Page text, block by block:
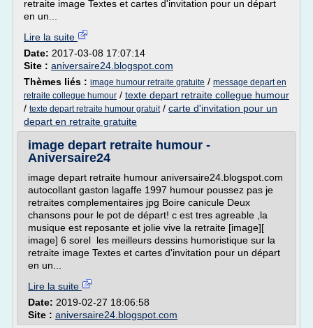
retraite image Textes et cartes d'invitation pour un départ
en un...
Lire la suite
Date: 2017-03-08 17:07:14
Site : aniversaire24.blogspot.com
Thèmes liés : image humour retraite gratuite / message depart en
retraite collegue humour / texte depart retraite collegue humour
/ texte depart retraite humour gratuit/ carte d'invitation pour un
depart en retraite gratuite
image depart retraite humour -
Aniversaire24
image depart retraite humour aniversaire24.blogspot.com
autocollant gaston lagaffe 1997 humour poussez pas je
retraites complementaires jpg Boire canicule Deux
chansons pour le pot de départ! c est tres agreable ,la
musique est reposante et jolie vive la retraite [image][
image] 6 sorel les meilleurs dessins humoristique sur la
retraite image Textes et cartes d'invitation pour un départ
en un...
Lire la suite
Date: 2019-02-27 18:06:58
Site : aniversaire24.blogspot.com